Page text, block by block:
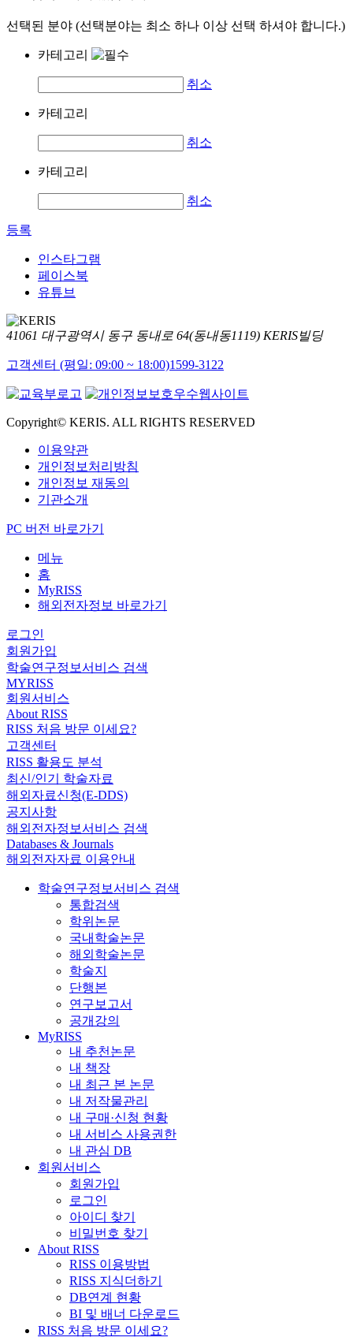
선택된 분야 (선택분야는 최소 하나 이상 선택 하셔야 합니다.)
카테고리
취소
카테고리
취소
카테고리
취소
등록
인스타그램
페이스북
유튜브
41061 대구광역시 동구 동내로 64(동내동1119) KERIS빌딩
고객센터 (평일: 09:00 ~ 18:00)1599-3122
Copyright© KERIS. ALL RIGHTS RESERVED
이용약관
개인정보처리방침
개인정보 재동의
기관소개
PC 버전 바로가기
메뉴
홈
MyRISS
해외전자정보 바로가기
로그인
회원가입
학술연구정보서비스 검색
MYRISS
회원서비스
About RISS
RISS 처음 방문 이세요?
고객센터
RISS 활용도 분석
최신/인기 학술자료
해외자료신청(E-DDS)
공지사항
해외전자정보서비스 검색
Databases & Journals
해외전자자료 이용안내
학술연구정보서비스 검색
통합검색
학위논문
국내학술논문
해외학술논문
학술지
단행본
연구보고서
공개강의
MyRISS
내 추천논문
내 책장
내 최근 본 논문
내 저작물관리
내 구매·신청 현황
내 서비스 사용권한
내 관심 DB
회원서비스
회원가입
로그인
아이디 찾기
비밀번호 찾기
About RISS
RISS 이용방법
RISS 지식더하기
DB연계 현황
BI 및 배너 다운로드
RISS 처음 방문 이세요?